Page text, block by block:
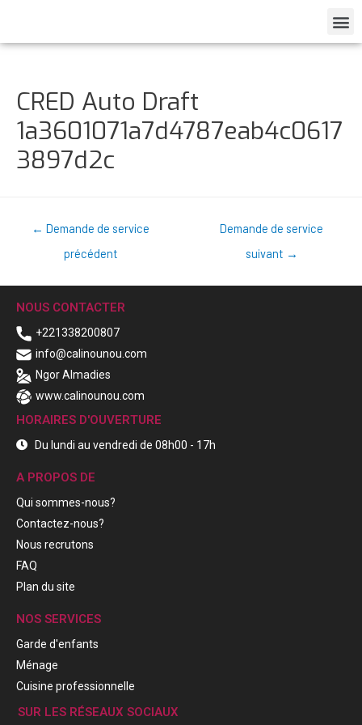
CRED Auto Draft
1a3601071a7d4787eab4c0617
3897d2c
← Demande de service
précédent
Demande de service
suivant →
NOUS CONTACTER
+221338200807
info@calinounou.com
Ngor Almadies
www.calinounou.com
HORAIRES D'OUVERTURE
Du lundi au vendredi de 08h00 - 17h
A PROPOS DE
Qui sommes-nous?
Contactez-nous?
Nous recrutons
FAQ
Plan du site
NOS SERVICES
Garde d'enfants
Ménage
Cuisine professionnelle
SUR LES RÉSEAUX SOCIAUX